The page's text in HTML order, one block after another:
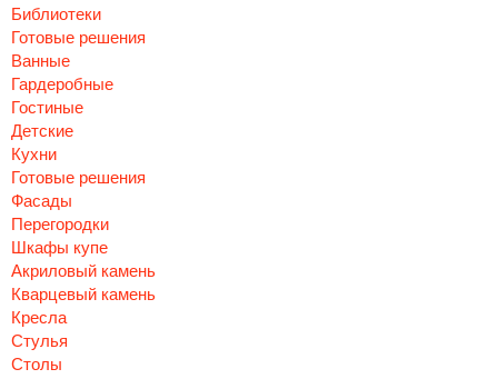
Библиотеки
Готовые решения
Ванные
Гардеробные
Гостиные
Детские
Кухни
Готовые решения
Фасады
Перегородки
Шкафы купе
Акриловый камень
Кварцевый камень
Кресла
Стулья
Столы